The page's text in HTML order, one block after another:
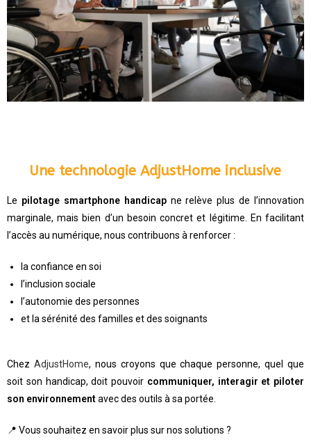
Une technologie AdjustHome inclusive
Le pilotage smartphone handicapne relève plus de l’innovation
marginale, mais bien d’un besoin concret et légitime. En facilitant
l’accès au numérique, nous contribuons à renforcer :
la confiance en soi
l’inclusion sociale
l’autonomie des personnes
et la sérénité des familles et des soignants
Chez AdjustHome, nous croyons que chaque personne, quel que
soit son handicap, doit pouvoir communiquer, interagir et piloter
son environnementavec des outils à sa portée.
📍 Vous souhaitez en savoir plus sur nos solutions ?